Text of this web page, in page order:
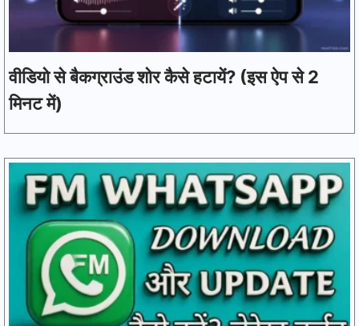
वीडियो से बैकग्राउंड शोर कैसे हटायें? (इस ऐप से 2
मिनट में)